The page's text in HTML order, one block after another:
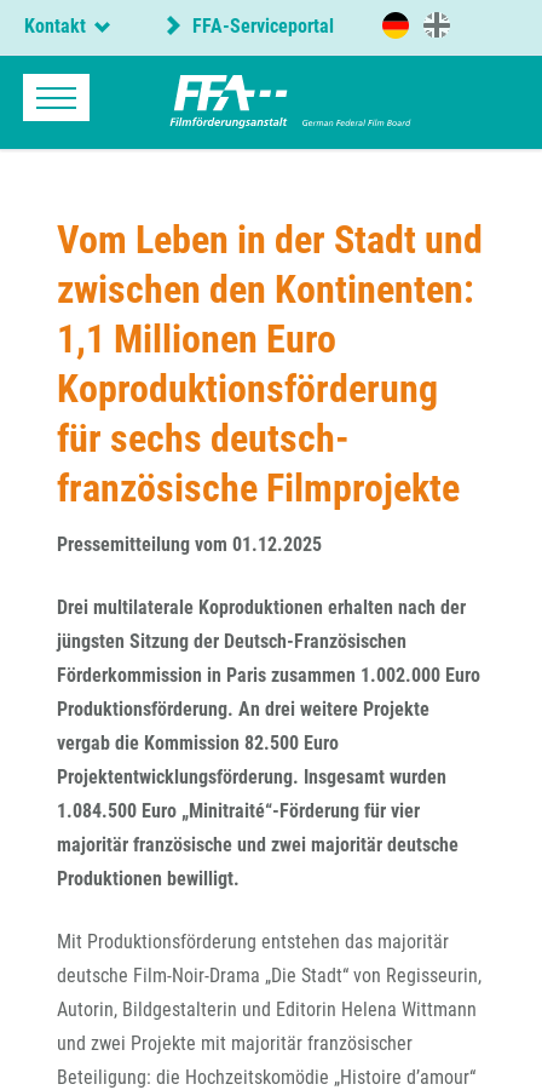
Kontakt FFA-Serviceportal
Vom Leben in der Stadt und
zwischen den Kontinenten:
1,1 Millionen Euro
Koproduktionsförderung
für sechs deutsch-
französische Filmprojekte
Pressemitteilung vom 01.12.2025
Drei multilaterale Koproduktionen erhalten nach der
jüngsten Sitzung der Deutsch-Französischen
Förderkommission in Paris zusammen 1.002.000 Euro
Produktionsförderung. An drei weitere Projekte
vergab die Kommission 82.500 Euro
Projektentwicklungsförderung. Insgesamt wurden
1.084.500 Euro „Minitraité“-Förderung für vier
majoritär französische und zwei majoritär deutsche
Produktionen bewilligt.
Mit Produktionsförderung entstehen das majoritär
deutsche Film-Noir-Drama „Die Stadt“ von Regisseurin,
Autorin, Bildgestalterin und Editorin Helena Wittmann
und zwei Projekte mit majoritär französischer
Beteiligung: die Hochzeitskomödie „Histoire d’amour“